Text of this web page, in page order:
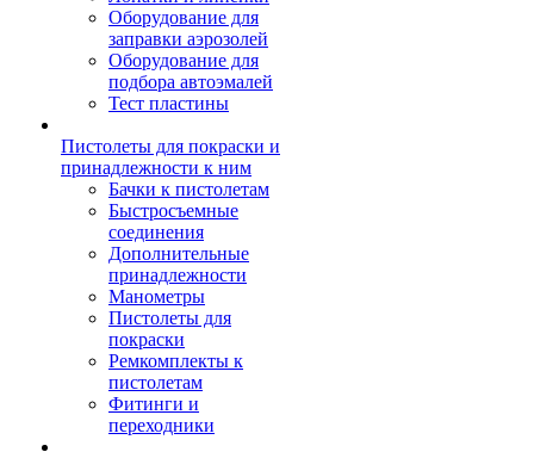
Оборудование для
заправки аэрозолей
Оборудование для
подбора автоэмалей
Тест пластины
Пистолеты для покраски и
принадлежности к ним
Бачки к пистолетам
Быстросъемные
соединения
Дополнительные
принадлежности
Манометры
Пистолеты для
покраски
Ремкомплекты к
пистолетам
Фитинги и
переходники